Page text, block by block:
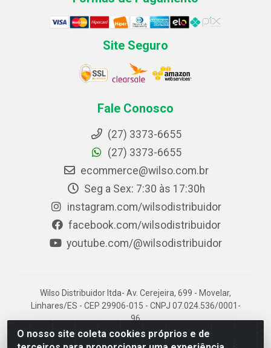
O nosso site coleta cookies próprios e de
Site Seguro
Fale Conosco
(27) 3373-6655
(27) 3373-6655
ecommerce@wilso.com.br
Seg a Sex: 7:30 às 17:30h
instagram.com/wilsodistribuidor
facebook.com/wilsodistribuidor
youtube.com/@wilsodistribuidor
Wilso Distribuidor ltda- Av. Cerejeira, 699 - Movelar,
Linhares/ES - CEP 29906-015 - CNPJ 07.024.536/0001-
96